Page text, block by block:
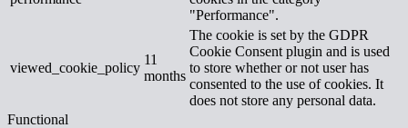
"Performance".
viewed_cookie_policy
11
months
The cookie is set by the GDPR
Cookie Consent plugin and is used
to store whether or not user has
consented to the use of cookies. It
does not store any personal data.
Functional